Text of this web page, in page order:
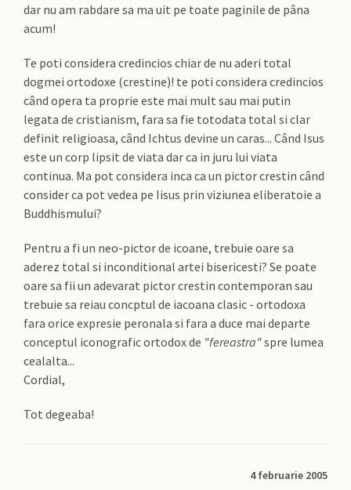
dar nu am rabdare sa ma uit pe toate paginile de pâna
acum!
Te poti considera credincios chiar de nu aderi total
dogmei ortodoxe (crestine)! te poti considera credincios
când opera ta proprie este mai mult sau mai putin
legata de cristianism, fara sa fie totodata total si clar
definit religioasa, când Ichtus devine un caras... Când Isus
este un corp lipsit de viata dar ca in juru lui viata
continua. Ma pot considera inca ca un pictor crestin când
consider ca pot vedea pe Iisus prin viziunea eliberatoie a
Buddhismului?
Pentru a fi un neo-pictor de icoane, trebuie oare sa
aderez total si inconditional artei bisericesti? Se poate
oare sa fii un adevarat pictor crestin contemporan sau
trebuie sa reiau concptul de iacoana clasic - ortodoxa
fara orice expresie peronala si fara a duce mai departe
conceptul iconografic ortodox de "fereastra"spre lumea
cealalta...
Cordial,
Tot degeaba!
4 februarie 2005